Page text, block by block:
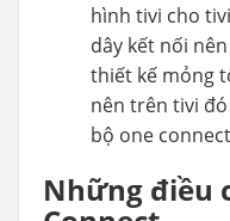
hình tivi cho
dây kết nối
thiết kế mỏng
nên trên tivi
bộ one
Những điều